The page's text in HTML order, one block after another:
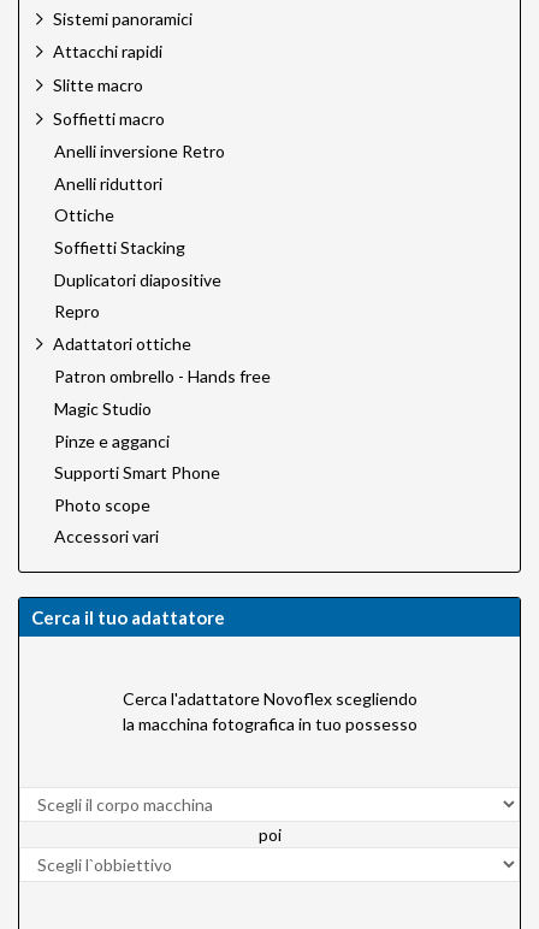
Sistemi panoramici
Attacchi rapidi
Slitte macro
Soffietti macro
Anelli inversione Retro
Anelli riduttori
Ottiche
Soffietti Stacking
Duplicatori diapositive
Repro
Adattatori ottiche
Patron ombrello - Hands free
Magic Studio
Pinze e agganci
Supporti Smart Phone
Photo scope
Accessori vari
Cerca il tuo adattatore
Cerca l'adattatore Novoflex scegliendo
la macchina fotografica in tuo possesso
poi